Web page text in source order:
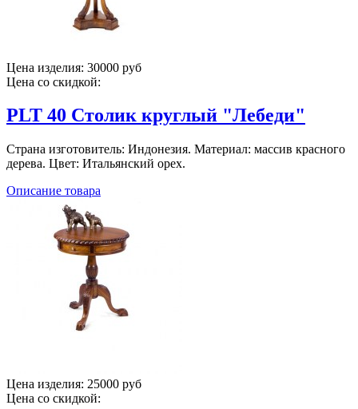
Цена изделия: 30000 руб
Цена со скидкой:
PLT 40 Столик круглый "Лебеди"
Страна изготовитель: Индонезия. Материал: массив красного
дерева. Цвет: Итальянский орех.
Описание товара
Цена изделия: 25000 руб
Цена со скидкой: